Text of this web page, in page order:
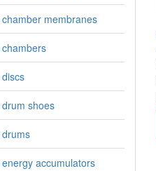
chamber membranes
shoes
energy accumulators